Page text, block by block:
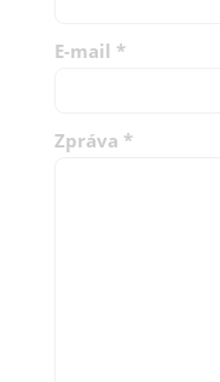
E-mail *
Zpráva *